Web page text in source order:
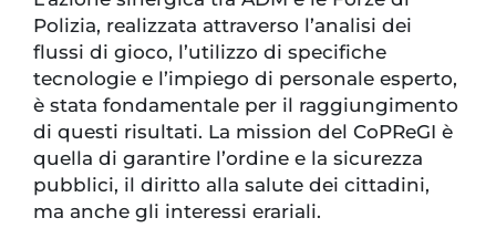
Polizia, realizzata attraverso l’analisi dei
flussi di gioco, l’utilizzo di specifiche
tecnologie e l’impiego di personale esperto,
è stata fondamentale per il raggiungimento
di questi risultati. La mission del CoPReGI è
quella di garantire l’ordine e la sicurezza
pubblici, il diritto alla salute dei cittadini,
ma anche gli interessi erariali.